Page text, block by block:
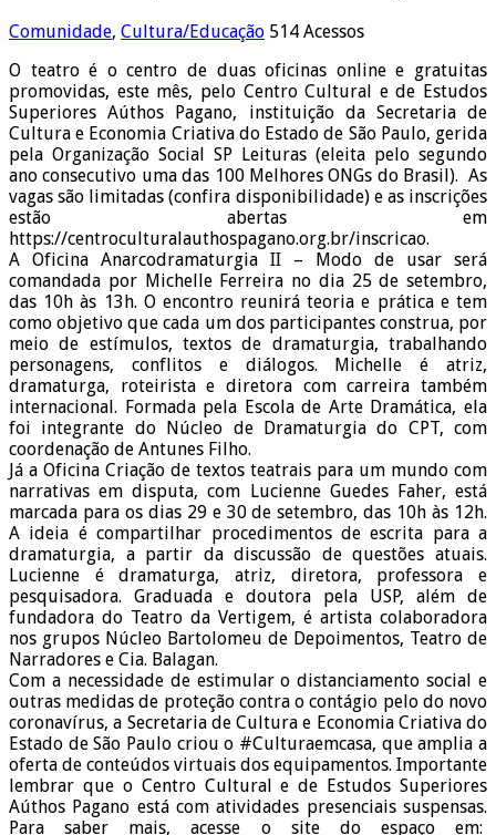
Comunidade, Cultura/Educação 514 Acessos
O teatro é o centro de duas oficinas online e gratuitas
promovidas, este mês, pelo Centro Cultural e de Estudos
Superiores Aúthos Pagano, instituição da Secretaria de
Cultura e Economia Criativa do Estado de São Paulo, gerida
pela Organização Social SP Leituras (eleita pelo segundo
ano consecutivo uma das 100 Melhores ONGs do Brasil). As
vagas são limitadas (confira disponibilidade) e as inscrições
estão abertas em
https://centroculturalauthospagano.org.br/inscricao.
A Oficina Anarcodramaturgia II – Modo de usar será
comandada por Michelle Ferreira no dia 25 de setembro,
das 10h às 13h. O encontro reunirá teoria e prática e tem
como objetivo que cada um dos participantes construa, por
meio de estímulos, textos de dramaturgia, trabalhando
personagens, conflitos e diálogos. Michelle é atriz,
dramaturga, roteirista e diretora com carreira também
internacional. Formada pela Escola de Arte Dramática, ela
foi integrante do Núcleo de Dramaturgia do CPT, com
coordenação de Antunes Filho.
Já a Oficina Criação de textos teatrais para um mundo com
narrativas em disputa, com Lucienne Guedes Faher, está
marcada para os dias 29 e 30 de setembro, das 10h às 12h.
A ideia é compartilhar procedimentos de escrita para a
dramaturgia, a partir da discussão de questões atuais.
Lucienne é dramaturga, atriz, diretora, professora e
pesquisadora. Graduada e doutora pela USP, além de
fundadora do Teatro da Vertigem, é artista colaboradora
nos grupos Núcleo Bartolomeu de Depoimentos, Teatro de
Narradores e Cia. Balagan.
Com a necessidade de estimular o distanciamento social e
outras medidas de proteção contra o contágio pelo do novo
coronavírus, a Secretaria de Cultura e Economia Criativa do
Estado de São Paulo criou o #Culturaemcasa, que amplia a
oferta de conteúdos virtuais dos equipamentos. Importante
lembrar que o Centro Cultural e de Estudos Superiores
Aúthos Pagano está com atividades presenciais suspensas.
Para saber mais, acesse o site do espaço em: